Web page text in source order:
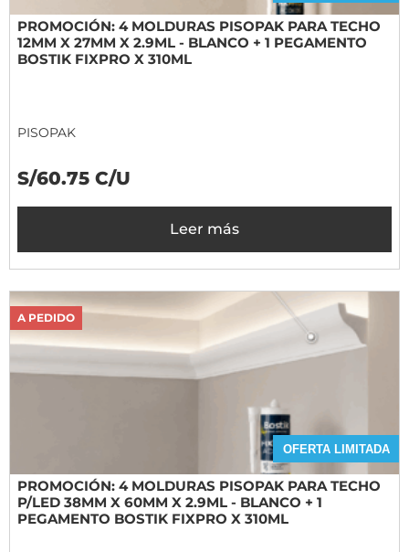
PROMOCIÓN: 4 MOLDURAS PISOPAK PARA TECHO
12MM X 27MM X 2.9ML - BLANCO + 1 PEGAMENTO
BOSTIK FIXPRO X 310ML
PISOPAK
S/60.75 C/U
Leer más
A PEDIDO
OFERTA LIMITADA
PROMOCIÓN: 4 MOLDURAS PISOPAK PARA TECHO
P/LED 38MM X 60MM X 2.9ML - BLANCO + 1
PEGAMENTO BOSTIK FIXPRO X 310ML